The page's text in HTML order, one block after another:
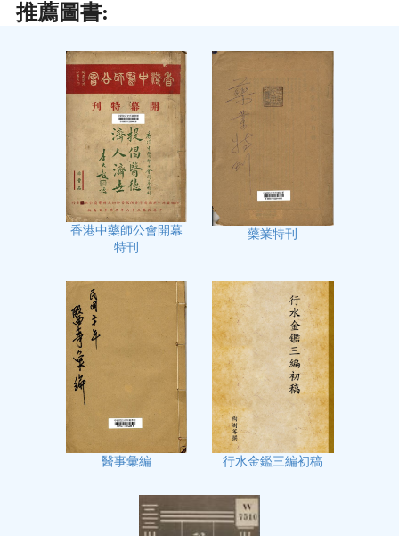
推薦圖書:
香港中藥師公會開幕
特刊
藥業特刊
醫事彙編 行水金鑑三編初稿